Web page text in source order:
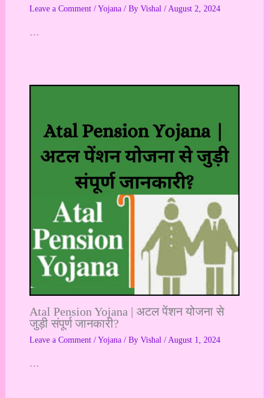
Leave a Comment / Yojana/ By Vishal / August 2, 2024
…
Atal Pension Yojana | अटल पेंशन योजना से
जुड़ी संपूर्ण जानकारी?
Leave a Comment / Yojana/ By Vishal / August 1, 2024
…